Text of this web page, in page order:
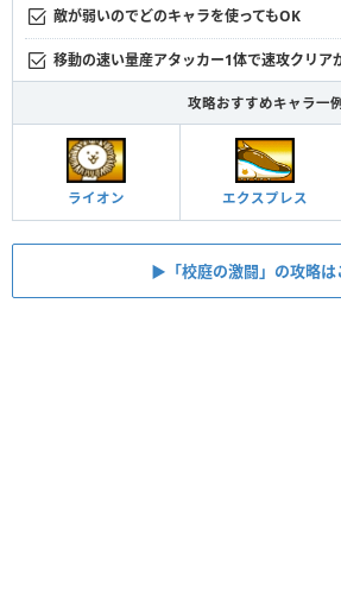
敵が弱いのでどのキャラを使ってもOK
移動の速い量産アタッカー1体で速攻クリア
攻略おすすめキャラ一
ライオン エクスプレス
▶︎「校庭の激闘」の攻略は